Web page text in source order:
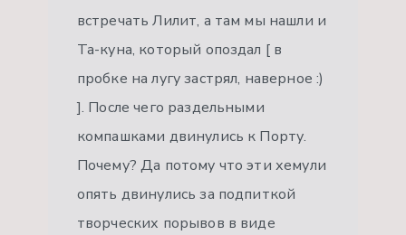
встречать Лилит, а там мы нашли и
Та-куна, который опоздал [ в
пробке на лугу застрял, наверное :)
]. После чего раздельными
компашками двинулись к Порту.
Почему? Да потому что эти хемули
опять двинулись за подпиткой
творческих порывов в виде